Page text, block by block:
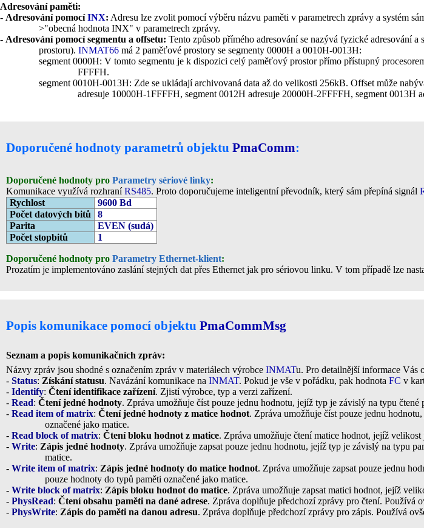
Adresování paměti:
- Adresování pomocíINX: Adresu lze zvolit pomocí výběru názvu paměti v parametrech zprávy a systém
>"obecná hodnota INX" v parametrech zprávy.
- Adresování pomocí segmentu a offsetu: Tento způsob přímého adresování se nazývá fyzické adresování
prostoru). INMAT66 má 2 paměťové prostory se segmenty 0000H a 0010H-0013H:
segment 0000H: V tomto segmentu je k dispozici celý paměťový prostor přímo přístupný
FFFFH.
segment 0010H-0013H: Zde se ukládají archivovaná data až do velikosti 256kB. Offset může
adresuje 10000H-1FFFFH, segment 0012H adresuje 20000H-2FFFFH, segment 0013H
Doporučené hodnoty parametrů objektu PmaComm:
Doporučené hodnoty pro Parametry sériové linky:
Komunikace využívá rozhraníRS485. Proto doporučujeme inteligentní převodník, který sám přepíná signál
Rychlost
9600 Bd
Počet datových bitů
8
Parita
EVEN (sudá)
Počet stopbitů
1
Doporučené hodnoty pro Parametry Ethernet-klient:
Prozatím je implementováno zaslání stejných dat přes Ethernet jak pro sériovou linku. V tom případě lze
Popis komunikace pomocí objektu PmaCommMsg
Seznam a popis komunikačních zpráv:
Názvy zpráv jsou shodné s označením zpráv v materiálech výrobce INMATu. Pro detailnější informace Vás
- Status: Získání statusu. Navázání komunikace na INMAT. Pokud je vše v pořádku, pak hodnota FC v
- Identify: Čtení identifikace zařízení. Zjistí výrobce, typ a verzi zařízení.
- Read: Čtení jedné hodnoty. Zpráva umožňuje číst pouze jednu hodnotu, jejíž typ je závislý na typu
- Read item of matrix: Čtení jedné hodnoty z matice hodnot. Zpráva umožňuje číst pouze jednu
označené jako matice.
- Read block of matrix: Čtení bloku hodnot z matice. Zpráva umožňuje čtení matice hodnot, jejíž velikost
- Write: Zápis jedné hodnoty. Zpráva umožňuje zapsat pouze jednu hodnotu, jejíž typ je závislý na typu
matice.
- Write item of matrix: Zápis jedné hodnoty do matice hodnot. Zpráva umožňuje zapsat pouze jednu
pouze hodnoty do typů paměti označené jako matice.
- Write block of matrix: Zápis bloku hodnot do matice. Zpráva umožňuje zapsat matici hodnot, jejíž
- PhysRead: Čtení obsahu paměti na dané adrese. Zpráva doplňuje předchozí zprávy pro čtení. Používá
- PhysWrite: Zápis do paměti na danou adresu. Zpráva doplňuje předchozí zprávy pro zápis. Používá